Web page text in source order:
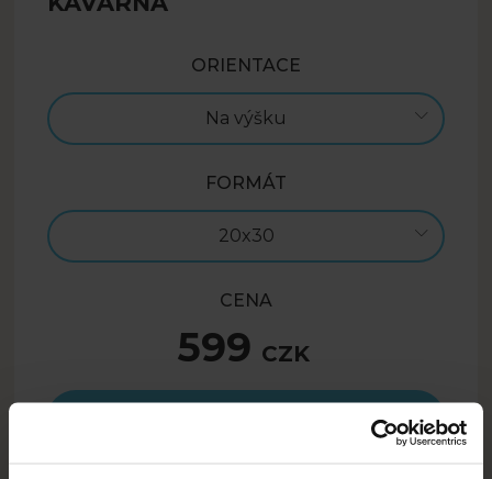
ORIENTACE
Na výšku
FORMÁT
20x30
CENA
599 CZK